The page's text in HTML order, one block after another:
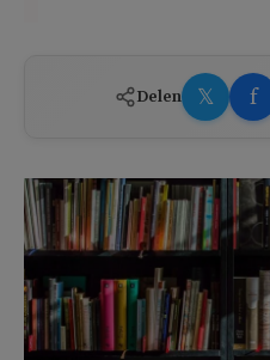
Delen 𝕏 f